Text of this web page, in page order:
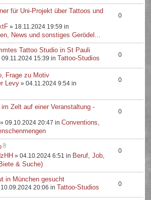
für Uni-Projekt über Tattoos und
» 18.11.2024 19:59 in
News und sonstiges Gerödel...
0
Tattoo Studio in St Pauli
09.11.2024 15:39 in Tattoo-Studios 0
Frage zu Motiv
Levy » 04.11.2024 9:54 in 0
Zelt auf einer Veranstaltung -
09.10.2024 20:47 inConventions,
0
» 04.10.2024 6:51 in Beruf, Job,
& Suche)
0
in München gesucht
20:06 in Tattoo-Studios 0